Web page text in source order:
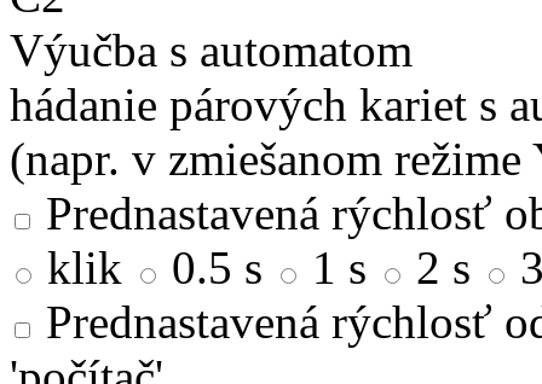
Výučba s automatom
hádanie párových kariet s
(napr. v zmiešanom režime
Prednastavená rýchlosť
klik
0.5 s 1 s 2 s
Prednastavená rýchlosť